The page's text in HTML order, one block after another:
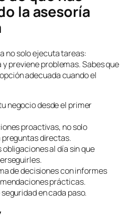
la asesoría
no solo ejecuta tareas:
previene problemas. Sabes que
adecuada cuando el
negocio desde el primer
proactivas, no solo
preguntas directas.
al día sin que
de decisiones con informes
prácticas.
en cada paso.